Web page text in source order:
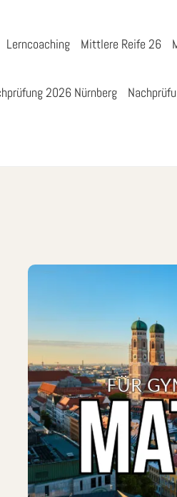
Lerncoaching Mittlere Reife 26
2026 Nürnberg